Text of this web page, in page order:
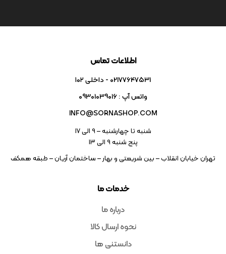
خدمات ما
درباره ما
نحوه ارسال کالا
دانستنی ها
اطلاعات تماس
02177647531 - داخلی ۱۰۲
واتس آپ : 09301039016
INFO@SORNASHOP.COM
شنبه تا چهارشنبه – ۹ الی 17
پنج شنبه ۹ الی 13
تهران خیابان انقلاب – بین شریعتی و بهار – ساختمان آریان – طبقه همکف